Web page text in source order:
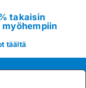
takaisin
täältä